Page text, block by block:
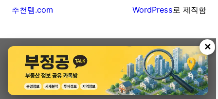
추천템.com WordPress로 제작함
✕